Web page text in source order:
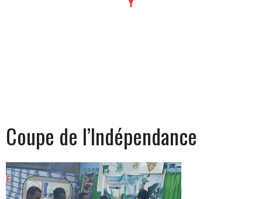
Coupe de l’Indépendance